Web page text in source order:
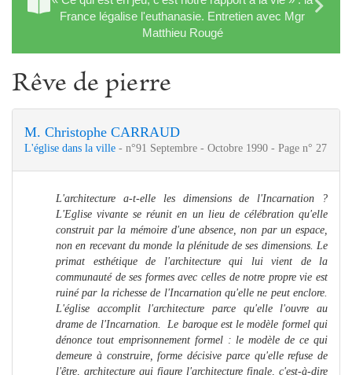
France légalise l'euthanasie. Entretien avec Mgr
Matthieu Rougé
Rêve de pierre
M. Christophe CARRAUD
L'église dans la ville - n°91 Septembre - Octobre 1990 - Page n° 27
L'architecture a-t-elle les dimensions de l'Incarnation ?
L'Eglise vivante se réunit en un lieu de célébration qu'elle
construit par la mémoire d'une absence, non par un espace,
non en recevant du monde la plénitude de ses dimensions. Le
primat esthétique de l'architecture qui lui vient de la
communauté de ses formes avec celles de notre propre vie est
ruiné par la richesse de l'Incarnation qu'elle ne peut enclore.
L'église accomplit l'architecture parce qu'elle l'ouvre au
drame de l'Incarnation. Le baroque est le modèle formel qui
dénonce tout emprisonnement formel : le modèle de ce qui
demeure à construire, forme décisive parce qu'elle refuse de
l'être, architecture qui figure l'architecture finale, c'est-à-dire